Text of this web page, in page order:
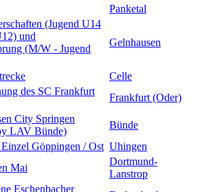
Panketal
(Jugend U14
und
(M/W - Jugend
Gelnhausen
Celle
des SC Frankfurt
Frankfurt (Oder)
City Springen
LAV Bünde)
Bünde
Göppingen / Ost Uhingen
Mai
Dortmund-
Lanstrop
Eschenbacher